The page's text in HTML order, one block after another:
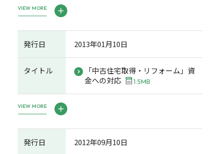
VIEW MORE
発行日 2013年01月10日
タイトル
「中古住宅取得・リフォーム」資
金への対応
1.5MB
VIEW MORE
発行日 2012年09月10日